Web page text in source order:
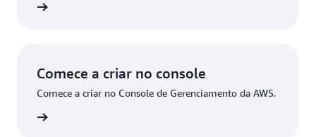
Comece a criar no console
Comece a criar no Console de Gerenciamento da AWS.